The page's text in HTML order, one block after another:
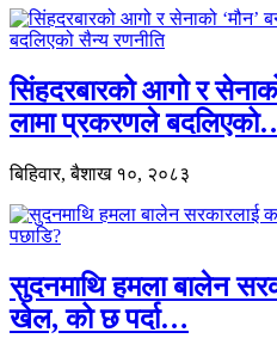
सिंहदरबारको आगो र
लामा प्रकरणले
बिहिवार, बैशाख १०, २०८३
सुदनमाथि हमला बालेन
खेल, को छ पर्दा…